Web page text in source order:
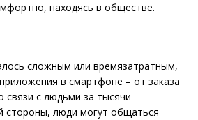
находясь в обществе.
сложным или времязатратным,
в смартфоне – от заказа
связи с людьми за тысячи
стороны, люди могут общаться